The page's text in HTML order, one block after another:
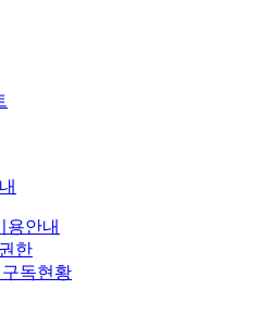
용안내
한
독현황